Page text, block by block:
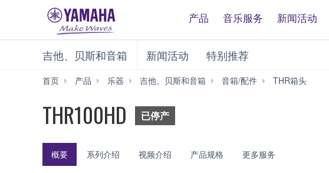
产品 音乐服务 新闻活动
吉他、贝斯和音箱 新闻活动 特别推荐
首页 产品 乐器 吉他、贝斯和音箱 音箱/配件
THR箱头
THR100HD 已停产
概要 系列介绍 视频介绍 产品规格 更多服务